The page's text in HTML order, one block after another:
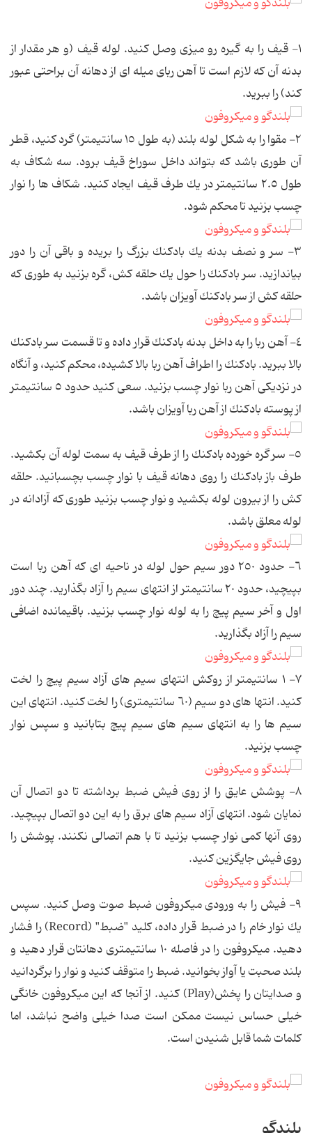
١- قیف را به گیره رو میزی وصل كنید. لوله قیف (و هر مقدار از
بدنه آن كه لازم است تا آهن ربای میله ای از دهانه آن براحتی عبور
كند) را ببرید.
٢- مقوا را به شكل لوله بلند (به طول ١٥ سانتیمتر) گرد كنید، قطر
آن طوری باشد كه بتواند داخل سوراخ قیف برود. سه شكاف به
طول ٢.٥ سانتیمتر در یك طرف قیف ایجاد كنید. شكاف ها را نوار
چسب بزنید تا محكم شود.
٣- سر و نصف بدنه یك بادكنك بزرگ را بریده و باقی آن را دور
بیاندازید. سر بادكنك را حول یك حلقه كش، گره بزنید به طوری كه
حلقه كش از سر بادكنك آویزان باشد.
٤- آهن ربا را به داخل بدنه بادكنك قرار داده و تا قسمت سر بادكنك
بالا ببرید. بادكنك را اطراف آهن ربا بالا كشیده، محكم كنید، و آنگاه
در نزدیكی آهن ربا نوار چسب بزنید. سعی كنید حدود ٥ سانتیمتر
از پوسته بادكنك از آهن ربا آویزان باشد.
٥- سر گره خورده بادكنك را از طرف قیف به سمت لوله آن بكشید.
طرف باز بادكنك را روی دهانه قیف با نوار چسب بچسبانید. حلقه
كش را از بیرون لوله بكشید و نوار چسب بزنید طوری كه آزادانه در
لوله معلق باشد.
٦- حدود ٢٥٠ دور سیم حول لوله در ناحیه ای كه آهن ربا است
بپیچید، حدود ٢٠ سانتیمتر از انتهای سیم را آزاد بگذارید. چند دور
اول و آخر سیم پیچ را به لوله نوار چسب بزنید. باقیمانده اضافی
سیم را آزاد بگذارید.
٧- ١ سانتیمتر از روكش انتهای سیم های آزاد سیم پیچ را لخت
كنید. انتها های دو سیم (٦٠ سانتیمتری) را لخت كنید. انتهای این
سیم ها را به انتهای سیم های سیم پیچ بتابانید و سپس نوار
چسب بزنید.
٨- پوشش عایق را از روی فیش ضبط برداشته تا دو اتصال آن
نمایان شود. انتهای آزاد سیم های برق را به این دو اتصال بپیچید.
روی آنها كمی نوار چسب بزنید تا با هم اتصالی نكنند. پوشش را
روی فیش جایگزین كنید.
٩- فیش را به ورودی میكروفون ضبط صوت وصل كنید. سپس
یك نوار خام را در ضبط قرار داده، كلید "ضبط" (Record) را فشار
دهید. میكروفون را در فاصله ١٠ سانتیمتری دهانتان قرار دهید و
بلند صحبت یا آواز بخوانید. ضبط را متوقف كنید و نوار را برگردانید
و صدایتان را پخش(Play) كنید. از آنجا كه این میكروفون خانگی
خیلی حساس نیست ممكن است صدا خیلی واضح نباشد، اما
كلمات شما قابل شنیدن است.